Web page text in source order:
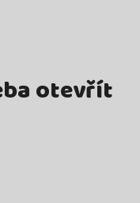
otevřít